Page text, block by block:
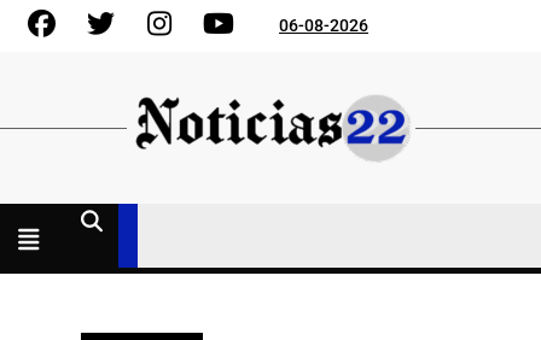
Skip
FacebookGorjeo InstagramYouTube06-08-2026